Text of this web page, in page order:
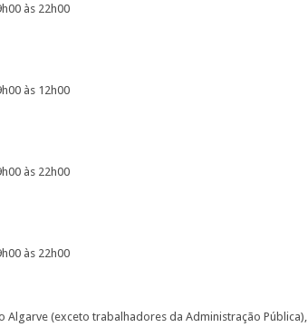
às 22h00
às 12h00
às 22h00
às 22h00
(exceto trabalhadores da Administração Pública),